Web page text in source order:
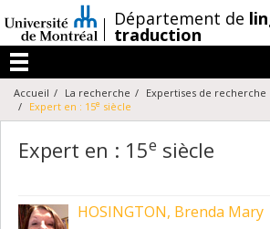
au
contenu
/Département de
traduction
Menu
Accueil La recherche
Expertises de recherche
Expert en : 15e siècle
Expert en : 15e siècle
HOSINGTON, Brenda Mary